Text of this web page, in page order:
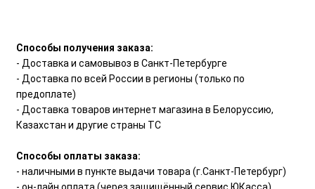
Способы получения заказа:
- Доставка и самовывоз в Санкт-Петербурге
- Доставка по всей России в регионы (только по
предоплате)
- Доставка товаров интернет магазина в Белоруссию,
Казахстан и другие страны ТС
Способы оплаты заказа:
- наличными в пункте выдачи товара (г.Санкт-Петербург)
- он-лайн оплата (через защищённый сервис ЮКасса)